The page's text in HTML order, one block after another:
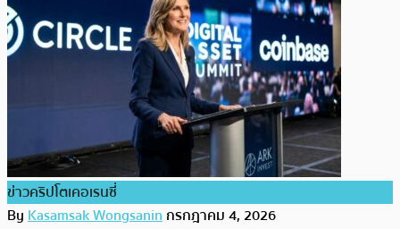
ข่าวคริปโตเคอเรนซี่
ByKasamsak Wongsaninกรกฎาคม 4, 2026